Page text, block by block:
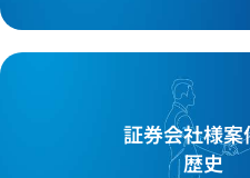
証券会社様案
歴史